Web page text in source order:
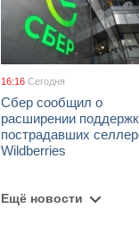
16:16 Сегодня
Сбер сообщил о
расширении
пострадавших
Wildberries
Ещё новости